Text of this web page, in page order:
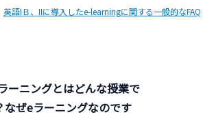
英語ⅠＢ、IIに導入したe-learningに関する一般的なFAQ
ーニングとはどんな授業で
なぜeラーニングなのです